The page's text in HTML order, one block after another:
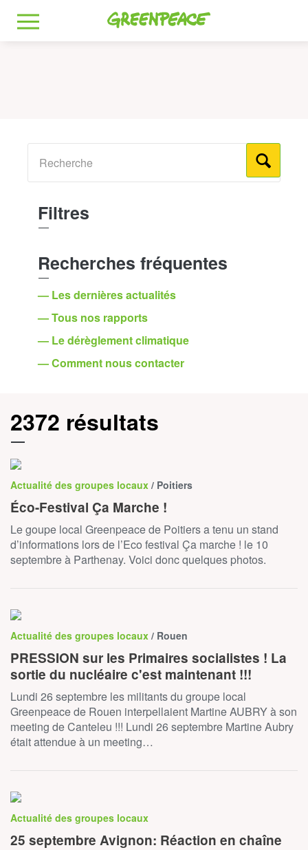
Greenpeace
MENU
Filtres
Recherches fréquentes
— Les dernières actualités
— Tous nos rapports
— Le dérèglement climatique
— Comment nous contacter
2372 résultats
Actualité des groupes locaux / Poitiers
Éco-Festival Ça Marche !
Le goupe local Greenpeace de Poitiers a tenu un stand
d’informations lors de l’Eco festival Ça marche ! le 10
septembre à Parthenay. Voici donc quelques photos.
Actualité des groupes locaux / Rouen
PRESSION sur les Primaires socialistes ! La
sortie du nucléaire c'est maintenant !!!
Lundi 26 septembre les militants du groupe local
Greenpeace de Rouen interpellaient Martine AUBRY à son
meeting de Canteleu !!! Lundi 26 septembre Martine Aubry
était attendue à un meeting…
Actualité des groupes locaux
25 septembre Avignon: Réaction en chaîne